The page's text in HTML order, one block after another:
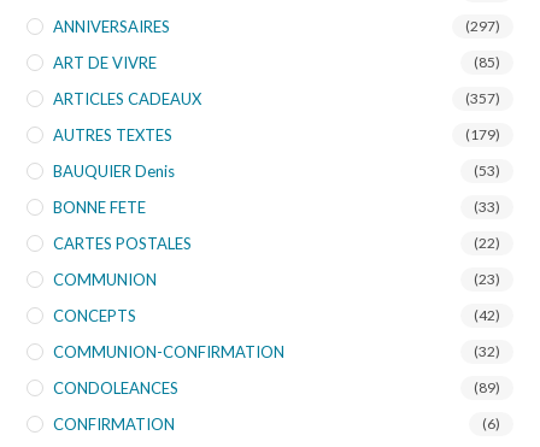
ANNIVERSAIRES (297)
ART DE VIVRE (85)
ARTICLES CADEAUX (357)
AUTRES TEXTES (179)
BAUQUIER Denis (53)
BONNE FETE (33)
CARTES POSTALES (22)
COMMUNION (23)
CONCEPTS (42)
COMMUNION-CONFIRMATION (32)
CONDOLEANCES (89)
CONFIRMATION (6)